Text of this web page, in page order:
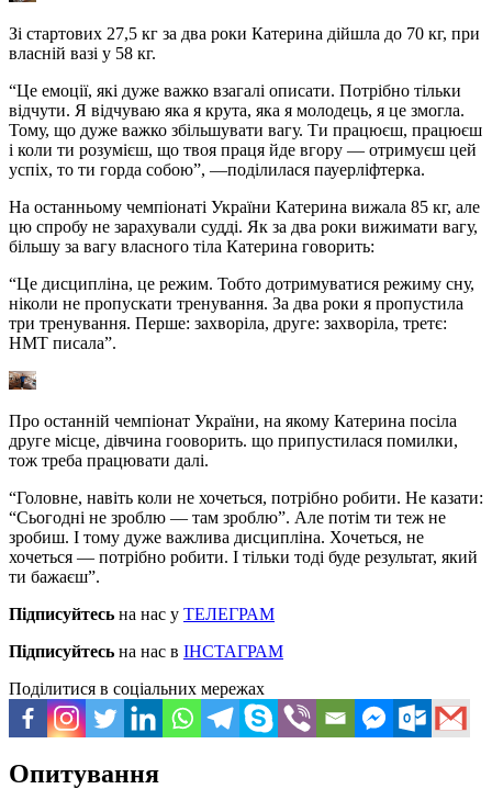
Зі стартових 27,5 кг за два роки Катерина дійшла до 70 кг, при
власній вазі у 58 кг.
“Це емоції, які дуже важко взагалі описати. Потрібно тільки
відчути. Я відчуваю яка я крута, яка я молодець, я це змогла.
Тому, що дуже важко збільшувати вагу. Ти працюєш, працюєш
і коли ти розумієш, що твоя праця йде вгору — отримуєш цей
успіх, то ти горда собою”, —поділилася пауерліфтерка.
На останньому чемпіонаті України Катерина вижала 85 кг, але
цю спробу не зарахували судді. Як за два роки вижимати вагу,
більшу за вагу власного тіла Катерина говорить:
“Це дисципліна, це режим. Тобто дотримуватися режиму сну,
ніколи не пропускати тренування. За два роки я пропустила
три тренування. Перше: захворіла, друге: захворіла, третє:
НМТ писала”.
Про останній чемпіонат України, на якому Катерина посіла
друге місце, дівчина гооворить. що припустилася помилки,
тож треба працювати далі.
“Головне, навіть коли не хочеться, потрібно робити. Не казати:
“Сьогодні не зроблю — там зроблю”. Але потім ти теж не
зробиш. І тому дуже важлива дисципліна. Хочеться, не
хочеться — потрібно робити. І тільки тоді буде результат, який
ти бажаєш”.
Підписуйтесь на нас у ТЕЛЕГРАМ
Підписуйтесь на нас в ІНСТАГРАМ
Поділитися в соціальних мережах
Опитування